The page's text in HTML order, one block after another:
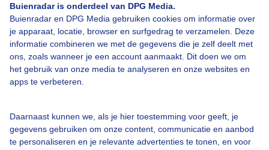
Buienradar is onderdeel van DPG Media.
Buienradar en DPG Media gebruiken cookies om informatie over
je apparaat, locatie, browser en surfgedrag te verzamelen. Deze
informatie combineren we met de gegevens die je zelf deelt met
ons, zoals wanneer je een account aanmaakt. Dit doen we om
het gebruik van onze media te analyseren en onze websites en
apps te verbeteren.
Daarnaast kunnen we, als je hier toestemming voor geeft, je
gegevens gebruiken om onze content, communicatie en aanbod
te personaliseren en je relevante advertenties te tonen, en voor
Bekijk slideshow